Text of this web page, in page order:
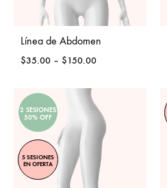
Línea de Abdomen
$35.00 – $150.00Price
through
$150.00
2 SESIONES
50% OFF
5 SESIONES
EN OFERTA